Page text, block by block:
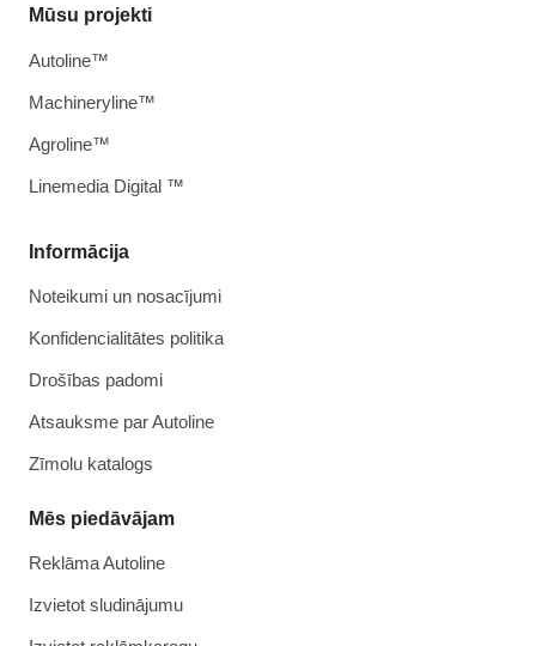
Informācija
Noteikumi un nosacījumi
Konfidencialitātes politika
Drošības padomi
Atsauksme par Autoline
Zīmolu katalogs
Mēs piedāvājam
Reklāma Autoline
Izvietot sludinājumu
Mūsu projekti
Autoline™
Machineryline™
Agroline™
Linemedia Digital ™